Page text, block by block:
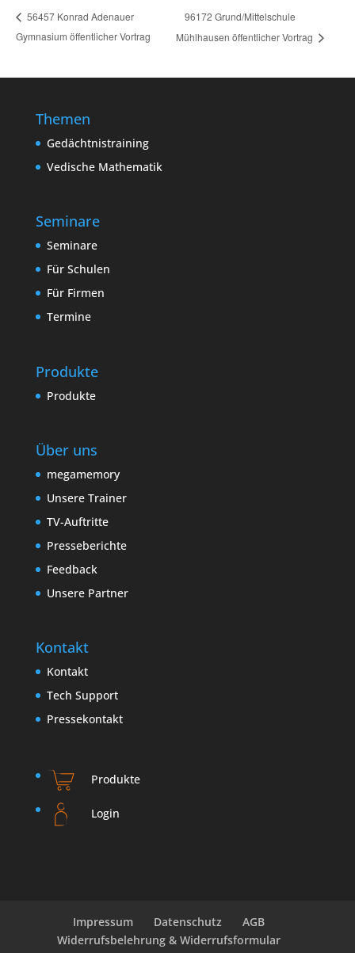
56457 Konrad Adenauer
Gymnasium öffentlicher Vortrag
96172 Grund/Mittelschule
Mühlhausen öffentlicher Vortrag
Themen
Gedächtnistraining
Vedische Mathematik
Seminare
Seminare
Für Schulen
Für Firmen
Termine
Produkte
Produkte
Über uns
megamemory
Unsere Trainer
TV-Auftritte
Presseberichte
Feedback
Unsere Partner
Kontakt
Kontakt
Tech Support
Pressekontakt
Produkte
Login
Impressum Datenschutz
AGB
Widerrufsbelehrung & Widerrufsformular